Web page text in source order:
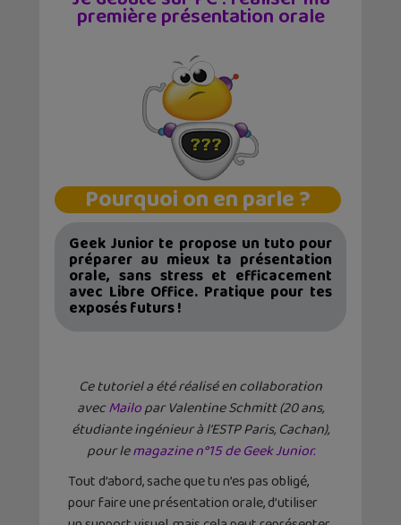
première présentation orale
Pourquoi on en parle ?
Geek Junior te propose un tuto pour
préparer au mieux ta présentation
orale, sans stress et efficacement
avec Libre Office. Pratique pour tes
exposés futurs !
Ce tutoriel a été réalisé en collaboration
avecMailopar Valentine Schmitt (20 ans,
étudiante ingénieur à l’ESTP Paris, Cachan),
pour lemagazine n°15 de Geek Junior.
Tout d’abord, sache que tu n’es pas obligé,
pour faire une présentation orale, d’utiliser